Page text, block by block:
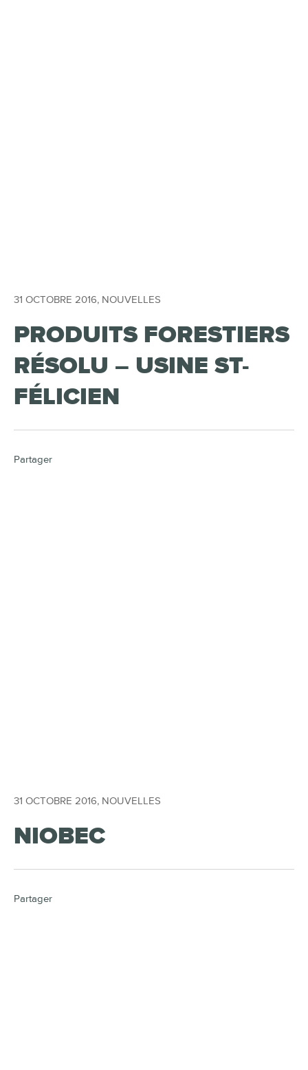
31 OCTOBRE 2016, NOUVELLES
PRODUITS FORESTIERS
RÉSOLU – USINE ST-
FÉLICIEN
Partager
31 OCTOBRE 2016, NOUVELLES
NIOBEC
Partager